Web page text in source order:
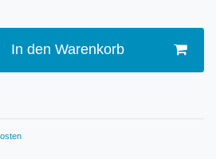
In den Warenkorb